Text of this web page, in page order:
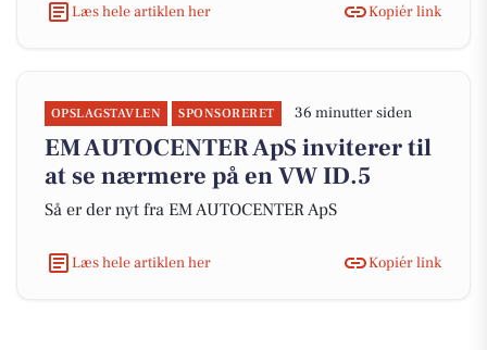
Læs hele artiklen her Kopiér link
OPSLAGSTAVLEN SPONSORERET 36 minutter siden
EM AUTOCENTER ApS inviterer til
at se nærmere på en VW ID.5
Så er der nyt fra EM AUTOCENTER ApS
Læs hele artiklen her Kopiér link